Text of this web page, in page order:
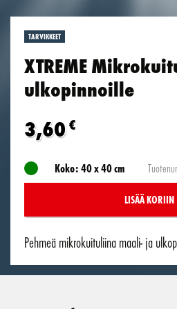
TARVIKKEET
XTREME
ulkopinnoille
3,60€
Koko: 40 x 40 cm
LISÄÄ KORIIN
Pehmeä mikrokuituliina maali- ja